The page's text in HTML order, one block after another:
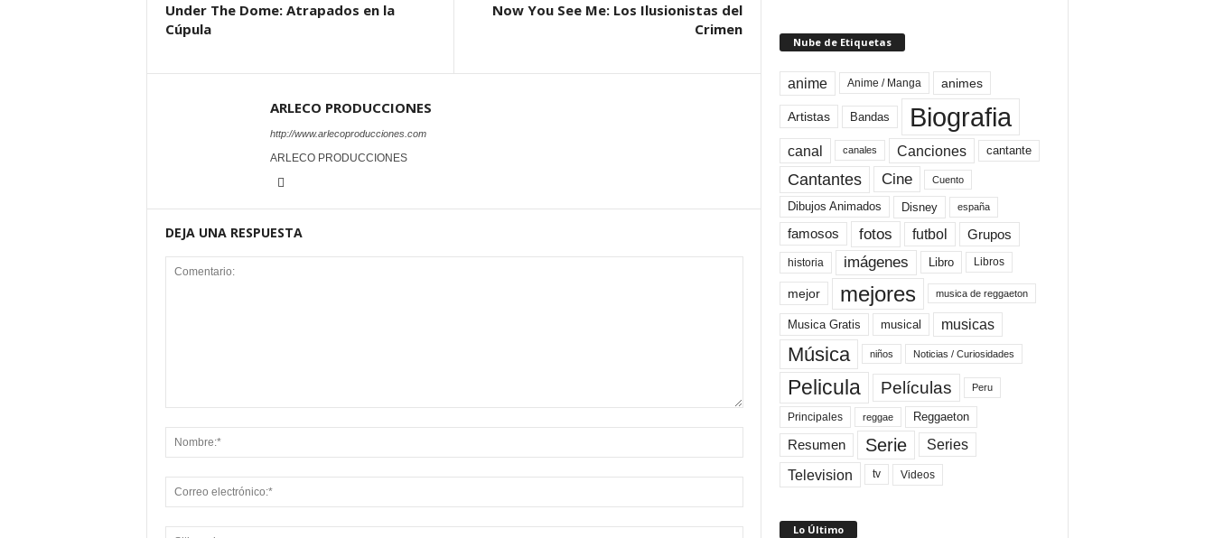
Under The Dome: Atrapados en la
Cúpula
Now You See Me: Los Ilusionistas del
Crimen
ARLECO PRODUCCIONES
http://www.arlecoproducciones.com
ARLECO PRODUCCIONES
DEJA UNA RESPUESTA
Nube de Etiquetas
anime Anime / Manga animes
Artistas Bandas Biografia
canal canales Canciones cantante
Cantantes Cine Cuento
Dibujos Animados Disney españa
famosos fotos futbol Grupos
historia imágenes Libro Libros
mejor mejores musica de reggaeton
Musica Gratis musical musicas
Música niños Noticias / Curiosidades
Pelicula Películas Peru
Principales reggae Reggaeton
Resumen Serie Series
Television tv Videos
Lo Último